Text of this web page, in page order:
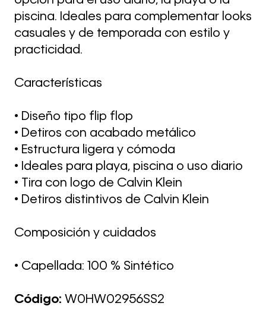
piscina. Ideales para complementar looks
casuales y de temporada con estilo y
practicidad.
Características
• Diseño tipo flip flop
• Detiros con acabado metálico
• Estructura ligera y cómoda
• Ideales para playa, piscina o uso diario
• Tira con logo de Calvin Klein
• Detiros distintivos de Calvin Klein
Composición y cuidados
• Capellada: 100 % Sintético
Código: W0HW02956SS2